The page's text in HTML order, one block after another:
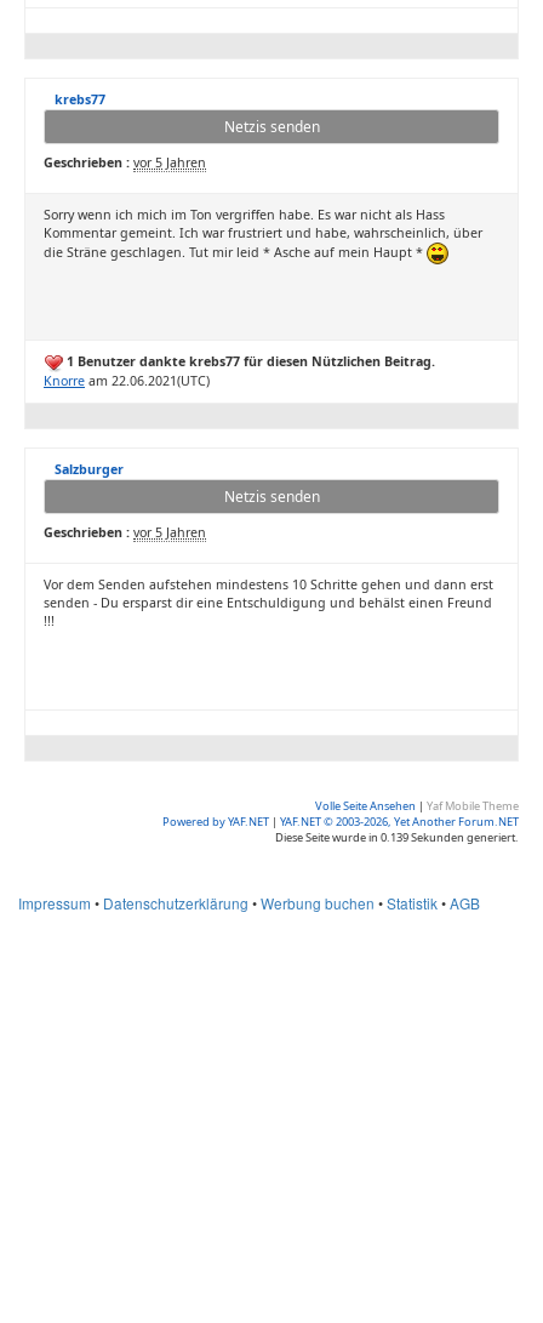
krebs77
Netzis senden
Geschrieben : vor 5 Jahren
Sorry wenn ich mich im Ton vergriffen habe. Es war nicht als Hass
Kommentar gemeint. Ich war frustriert und habe, wahrscheinlich, über
die Sträne geschlagen. Tut mir leid * Asche auf mein Haupt *
1 Benutzer dankte krebs77 für diesen Nützlichen Beitrag.
Knorre am 22.06.2021(UTC)
Salzburger
Netzis senden
Geschrieben : vor 5 Jahren
Vor dem Senden aufstehen mindestens 10 Schritte gehen und dann erst
senden - Du ersparst dir eine Entschuldigung und behälst einen Freund
!!!
Volle Seite Ansehen | Yaf Mobile Theme
Powered by YAF.NET | YAF.NET © 2003-2026, Yet Another Forum.NET
Diese Seite wurde in 0.139 Sekunden generiert.
Impressum • Datenschutzerklärung •Werbung buchen •Statistik•AGB